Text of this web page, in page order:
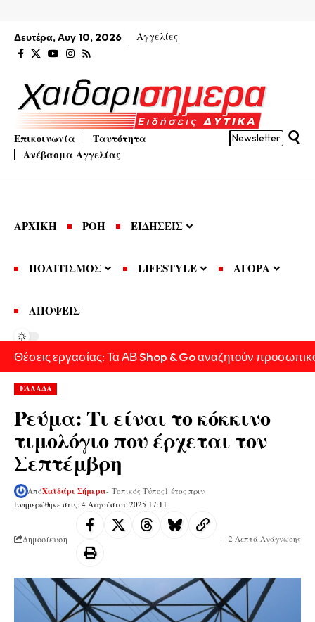
Δευτέρα, Αυγ 10, 2026 Αγγελίες
Επικοινωνία
Ταυτότητα
Ανέβασμα Αγγελίας
Newsletter
ΑΡΧΙΚΗ ΡΟΗ ΕΙΔΗΣΕΙΣ
ΠΟΛΙΤΙΣΜΟΣ LIFESTYLE ΑΓΟΡΑ
ΑΠΟΨΕΙΣ
Θέσεις εργασίας: Τα ΑΒ Shop & Go αναζητούν
ΕΛΛΑΔΑ
Ρεύμα: Τι είναι το κόκκινο
τιμολόγιο που έρχεται τον
Σεπτέμβρη
Ενημερώθηκε στις: 4 Αυγούστου 2025 17:11
ΑπόΧαϊδάρι Σήμερα- Τοπικός Τύπος 1 έτος πριν
Δημοσίευση 2 Λεπτά Ανάγνωσης